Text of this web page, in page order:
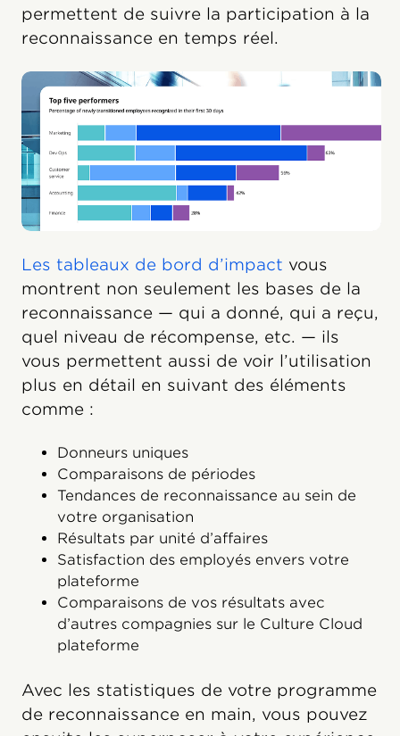
permettent de suivre la participation à la
reconnaissance en temps réel.
Les tableaux de bord d’impact vous
montrent non seulement les bases de la
reconnaissance — qui a donné, qui a reçu,
quel niveau de récompense, etc. — ils
vous permettent aussi de voir l’utilisation
plus en détail en suivant des éléments
comme :
Donneurs uniques
Comparaisons de périodes
Tendances de reconnaissance au sein de
votre organisation
Résultats par unité d’affaires
Satisfaction des employés envers votre
plateforme
Comparaisons de vos résultats avec
d’autres compagnies sur le Culture Cloud
plateforme
Avec les statistiques de votre programme
de reconnaissance en main, vous pouvez